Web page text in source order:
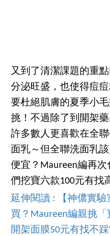
又到了清潔課題的重
分泌旺盛，也使得痘
要杜絕肌膚的夏季小
挑！不過除了到開架
許多數人更喜歡在全
面乳～但全聯洗面乳
便宜？Maureen編再
們挖寶六款100元有找
延伸閱讀 : 【神儂實
買？Maureen編親挑「
開架面膜50元有找不